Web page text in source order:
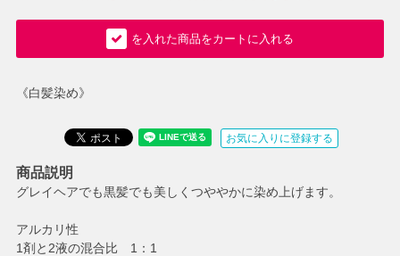
《白髪染め》
を入れた商品をカートに入れる
お気に入りに登録する
商品説明
グレイヘアでも黒髪でも美しくつややかに染め上げます。
アルカリ性
1剤と2液の混合比 1：1